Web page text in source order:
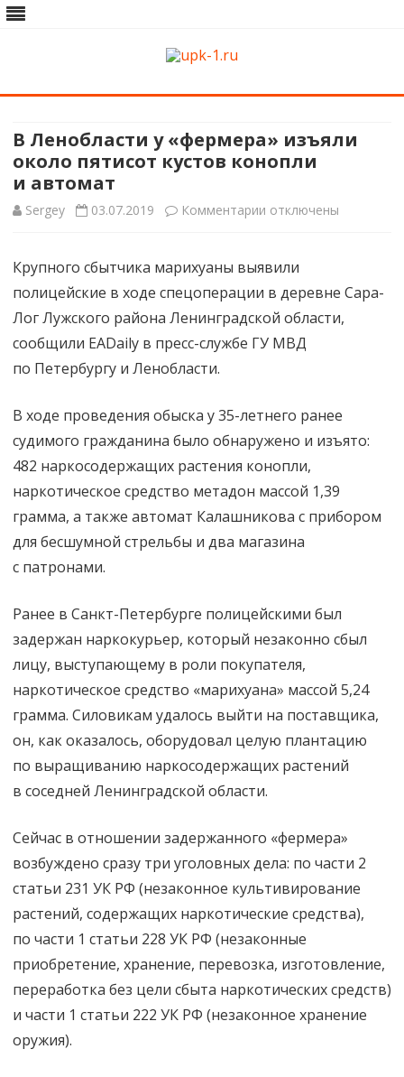
Skip
В Ленобласти у «фермера» изъяли
около пятисот кустов конопли
и автомат
Sergey 03.07.2019 Комментарии к
В Ленобласти
у «фермера»
изъяли
кустов
конопли
и автомат
отключены
Крупного сбытчика марихуаны выявили
полицейские в ходе спецоперации в деревне Сара-
Лог Лужского района Ленинградской области,
сообщили EADaily в пресс-службе ГУ МВД
по Петербургу и Ленобласти.
В ходе проведения обыска у 35-летнего ранее
судимого гражданина было обнаружено и изъято:
482 наркосодержащих растения конопли,
наркотическое средство метадон массой 1,39
грамма, а также автомат Калашникова с прибором
для бесшумной стрельбы и два магазина
с патронами.
Ранее в Санкт-Петербурге полицейскими был
задержан наркокурьер, который незаконно сбыл
лицу, выступающему в роли покупателя,
наркотическое средство «марихуана» массой 5,24
грамма. Силовикам удалось выйти на поставщика,
он, как оказалось, оборудовал целую плантацию
по выращиванию наркосодержащих растений
в соседней Ленинградской области.
Сейчас в отношении задержанного «фермера»
возбуждено сразу три уголовных дела: по части 2
статьи 231 УК РФ (незаконное культивирование
растений, содержащих наркотические средства),
по части 1 статьи 228 УК РФ (незаконные
приобретение, хранение, перевозка, изготовление,
переработка без цели сбыта наркотических средств)
и части 1 статьи 222 УК РФ (незаконное хранение
оружия).